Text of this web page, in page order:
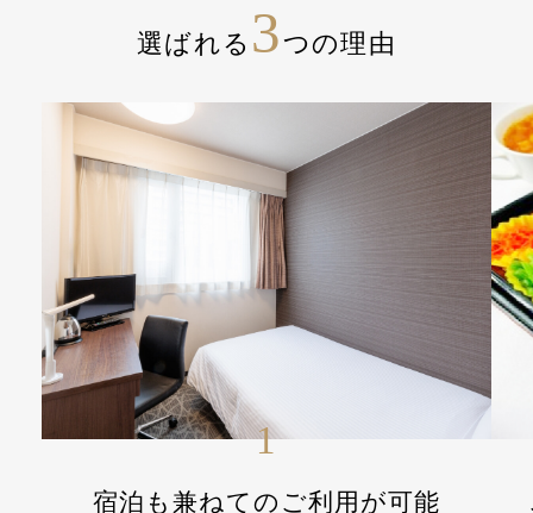
選ばれる 3つの理由
1
宿泊も兼ねてのご利用が可能